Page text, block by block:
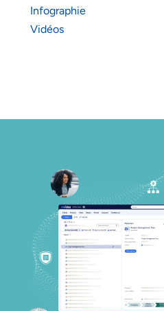
Infographie
Vidéos